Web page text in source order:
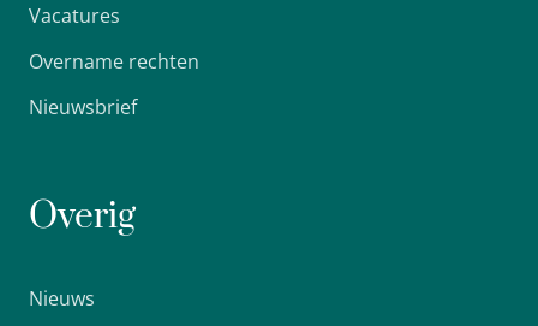
Vacatures
Overname rechten
Nieuwsbrief
Overig
Nieuws